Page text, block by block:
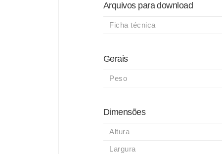
Arquivos para download
Ficha técnica
Gerais
Peso
Dimensões
Altura
Largura